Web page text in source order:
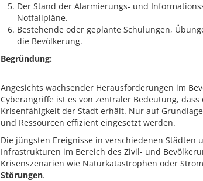
Der Stand der Alarmierungs- und
Notfallpläne.
Bestehende oder geplante Schulungen,
die Bevölkerung.
Begründung:
Angesichts wachsender Herausforderungen im
Cyberangriffe ist es von zentraler Bedeutung,
Krisenfähigkeit der Stadt erhält. Nur auf
und Ressourcen effizient eingesetzt werden.
Die jüngsten Ereignisse in verschiedenen
Infrastrukturen im Bereich des Zivil- und
Krisenszenarien wie Naturkatastrophen oder
Störungen.